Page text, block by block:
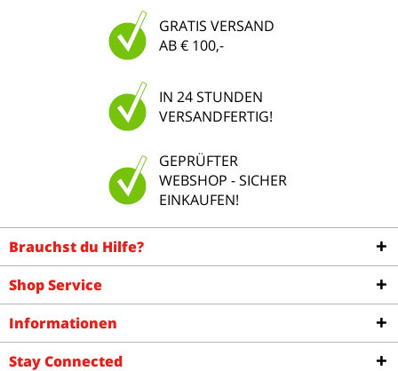
GRATIS VERSAND
AB € 100,-
IN 24 STUNDEN
VERSANDFERTIG!
GEPRÜFTER
WEBSHOP - SICHER
EINKAUFEN!
Brauchst du Hilfe?
Shop Service
Informationen
Stay Connected